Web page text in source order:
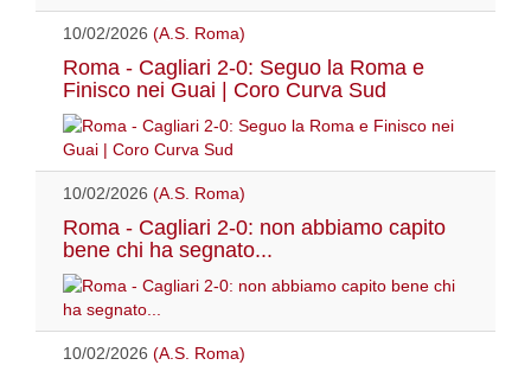
10/02/2026 (A.S. Roma)
Roma - Cagliari 2-0: Seguo la Roma e
Finisco nei Guai | Coro Curva Sud
10/02/2026 (A.S. Roma)
Roma - Cagliari 2-0: non abbiamo capito
bene chi ha segnato...
10/02/2026 (A.S. Roma)